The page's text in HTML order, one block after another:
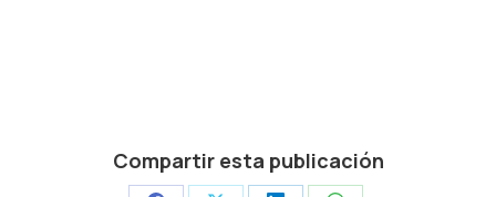
Compartir esta publicación